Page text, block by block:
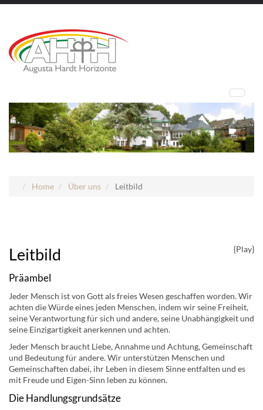
Home Über uns Leitbild
{Play}
Leitbild
Präambel
Jeder Mensch ist von Gott als freies Wesen geschaffen worden. Wir
achten die Würde eines jeden Menschen, indem wir seine Freiheit,
seine Verantwortung für sich und andere, seine Unabhängigkeit und
seine Einzigartigkeit anerkennen und achten.
Jeder Mensch braucht Liebe, Annahme und Achtung, Gemeinschaft
und Bedeutung für andere. Wir unterstützen Menschen und
Gemeinschaften dabei, ihr Leben in diesem Sinne entfalten und es
mit Freude und Eigen-Sinn leben zu können.
Die Handlungsgrundsätze